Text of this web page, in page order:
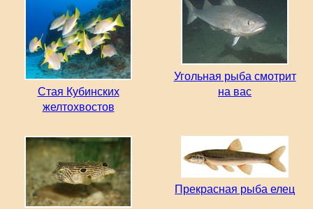
Стая Кубинских
желтохвостов
Угольная рыба смотрит
на вас
Прекрасная рыба елец